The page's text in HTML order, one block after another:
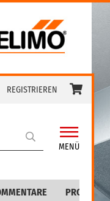
REGISTRIEREN
MENÜ
PRODUKTE